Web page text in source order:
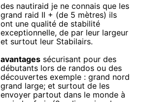
des nautiraid je ne connais que les
grand raid II + (de 5 mètres) ils
ont une qualité de stabilité
exceptionnelle, de par leur largeur
et surtout leur Stabilairs.
avantages sécurisant pour des
débutants lors de randos ou des
découvertes exemple : grand nord
grand large; et surtout de les
envoyer partout dans le monde à